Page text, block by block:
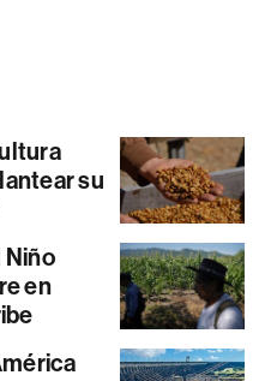
su
Niño
en